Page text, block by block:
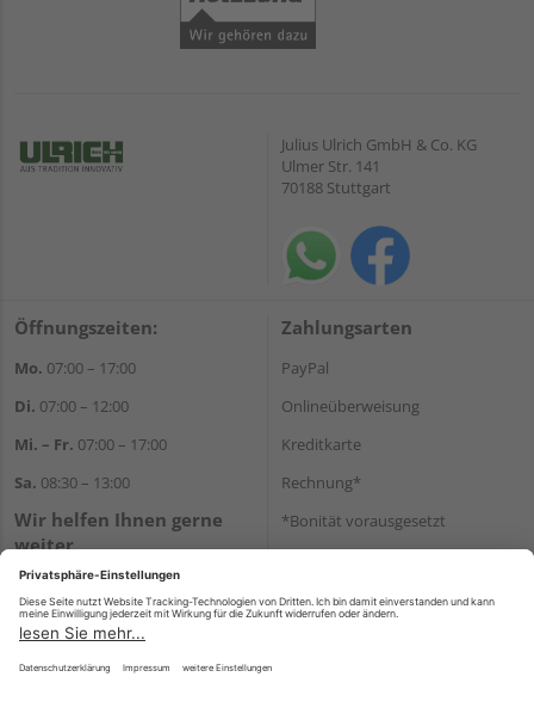
Julius Ulrich GmbH & Co. KG
Ulmer Str. 141
70188 Stuttgart
Öffnungszeiten:
Mo. 07:00 – 17:00
Di. 07:00 – 12:00
Mi. – Fr. 07:00 – 17:00
Sa. 08:30 – 13:00
Wir helfen Ihnen gerne
weiter
Tel.:+49 711 168520
WhatsApp
Zahlungsarten
PayPal
Onlineüberweisung
Kreditkarte
Rechnung*
*Bonität vorausgesetzt